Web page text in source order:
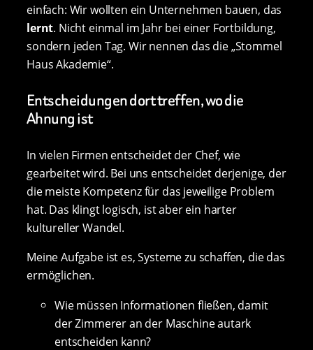
einfach: Wir wollten ein Unternehmen bauen, das
lernt. Nicht einmal im Jahr bei einer Fortbildung,
sondern jeden Tag. Wir nennen das die „Stommel
Haus Akademie“.
Entscheidungen dort treffen, wo die
Ahnung ist
In vielen Firmen entscheidet der Chef, wie
gearbeitet wird. Bei uns entscheidet derjenige, der
die meiste Kompetenz für das jeweilige Problem
hat. Das klingt logisch, ist aber ein harter
kultureller Wandel.
Meine Aufgabe ist es, Systeme zu schaffen, die das
ermöglichen.
Wie müssen Informationen fließen, damit
der Zimmerer an der Maschine autark
entscheiden kann?